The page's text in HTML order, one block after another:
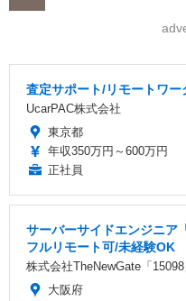
査定サポート/リモートワ
UcarPAC株式会社
東京都
年収350万円～600万円
正社員
サーバーサイドエンジニア
フルリモート可/未経験OK
株式会社TheNewGate「15098
大阪府